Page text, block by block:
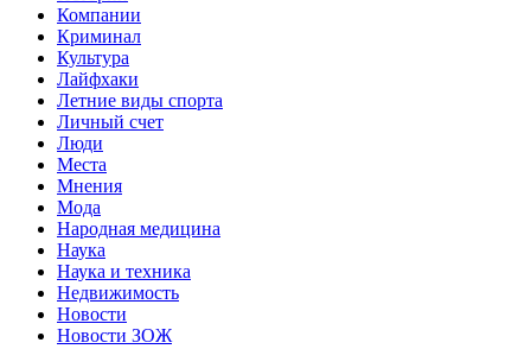
Компании
Криминал
Культура
Лайфхаки
Летние виды спорта
Личный счет
Люди
Места
Мнения
Мода
Народная медицина
Наука
Наука и техника
Недвижимость
Новости
Новости ЗОЖ